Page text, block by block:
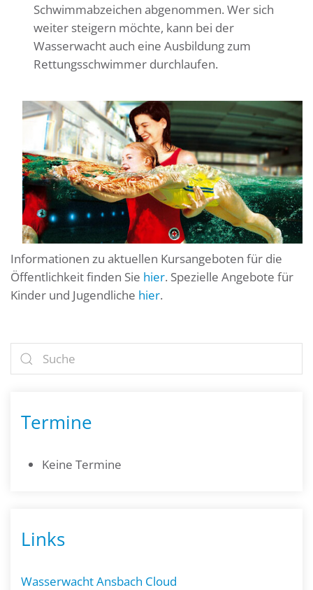
Schwimmabzeichen abgenommen. Wer sich
weiter steigern möchte, kann bei der
Wasserwacht auch eine Ausbildung zum
Rettungsschwimmer durchlaufen.
Informationen zu aktuellen Kursangeboten für die
Öffentlichkeit finden Sie hier. Spezielle Angebote für
Kinder und Jugendliche hier.
Termine
Keine Termine
Links
Wasserwacht Ansbach Cloud